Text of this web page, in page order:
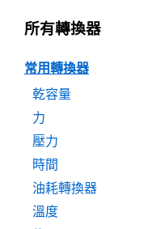
所有轉換器
常用轉換器
乾容量
力
壓力
時間
油耗轉換器
溫度